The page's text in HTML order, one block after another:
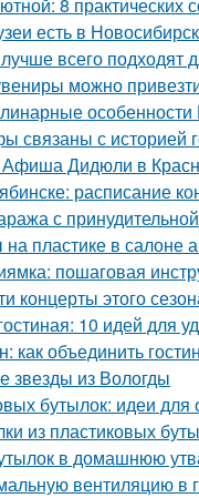
есть в
всего подходят
можно
связаны с историей
Дидюли в
расписание
с
пластике в салоне
пошаговая
концерты этого
10 идей для
как объединить
звезды из Вологды
бутылок: идеи для
из пластиковых
в домашнюю
вентиляцию